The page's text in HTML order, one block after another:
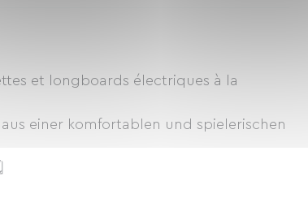
et longboards électriques à la
einer komfortablen und spielerischen